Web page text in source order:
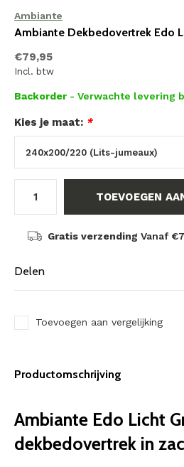
Ambiante
Ambiante Dekbedovertrek Edo
€79,95
Incl. btw
Backorder - Verwachte levering
Kies je maat: *
TOEVOEGEN
Gratis verzending Vanaf
Delen
Toevoegen aan vergelijking
Productomschrijving
Ambiante Edo Licht
dekbedovertrek in